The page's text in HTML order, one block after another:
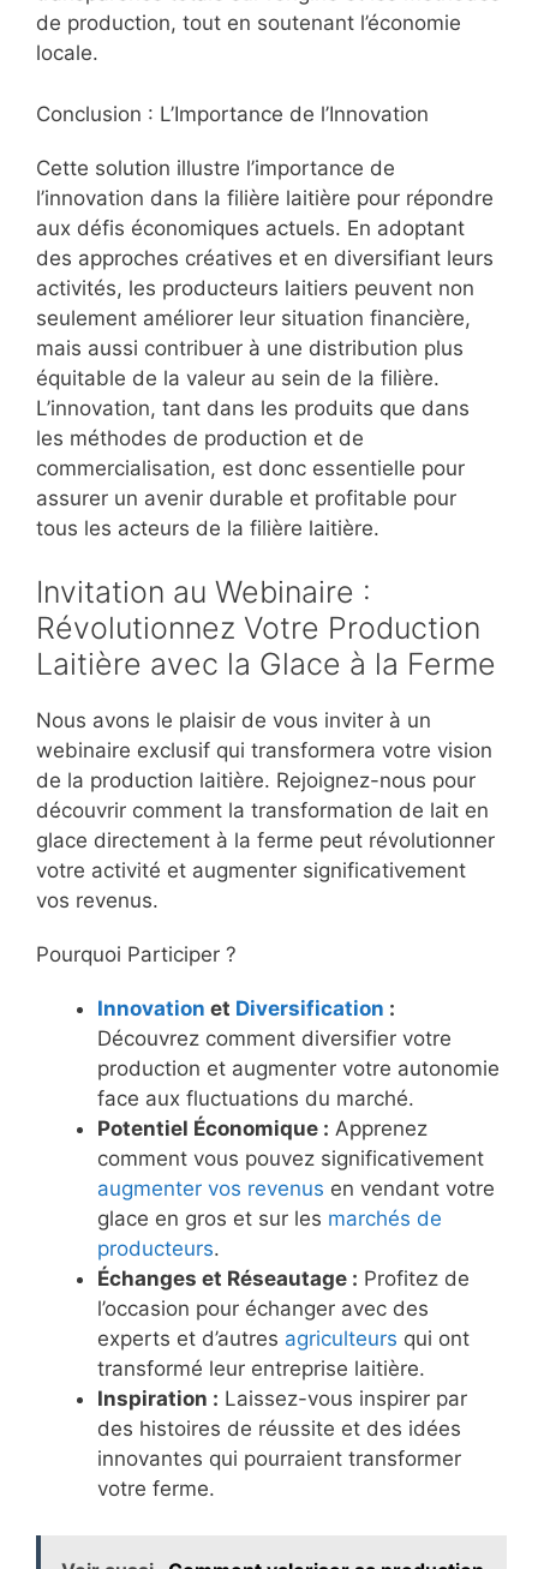
de production, tout en soutenant l’économie
locale.
Conclusion : L’Importance de l’Innovation
Cette solution illustre l’importance de
l’innovation dans la filière laitière pour répondre
aux défis économiques actuels. En adoptant
des approches créatives et en diversifiant leurs
activités, les producteurs laitiers peuvent non
seulement améliorer leur situation financière,
mais aussi contribuer à une distribution plus
équitable de la valeur au sein de la filière.
L’innovation, tant dans les produits que dans
les méthodes de production et de
commercialisation, est donc essentielle pour
assurer un avenir durable et profitable pour
tous les acteurs de la filière laitière.
Invitation au Webinaire :
Révolutionnez Votre Production
Laitière avec la Glace à la Ferme
Nous avons le plaisir de vous inviter à un
webinaire exclusif qui transformera votre vision
de la production laitière. Rejoignez-nous pour
découvrir comment la transformation de lait en
glace directement à la ferme peut révolutionner
votre activité et augmenter significativement
vos revenus.
Pourquoi Participer ?
Innovation et Diversification :
Découvrez comment diversifier votre
production et augmenter votre autonomie
face aux fluctuations du marché.
Potentiel Économique : Apprenez
comment vous pouvez significativement
augmenter vos revenus en vendant votre
glace en gros et sur les marchés de
producteurs.
Échanges et Réseautage : Profitez de
l’occasion pour échanger avec des
experts et d’autres agriculteurs qui ont
transformé leur entreprise laitière.
Inspiration : Laissez-vous inspirer par
des histoires de réussite et des idées
innovantes qui pourraient transformer
votre ferme.